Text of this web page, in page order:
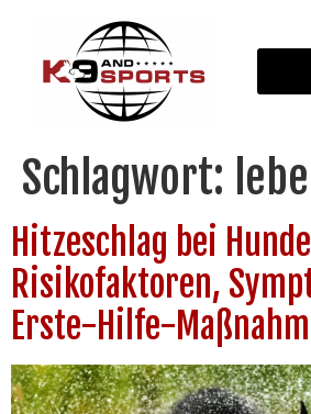
Schlagwort:
Hitzeschlag bei
Risikofaktoren,
Erste-Hilfe-